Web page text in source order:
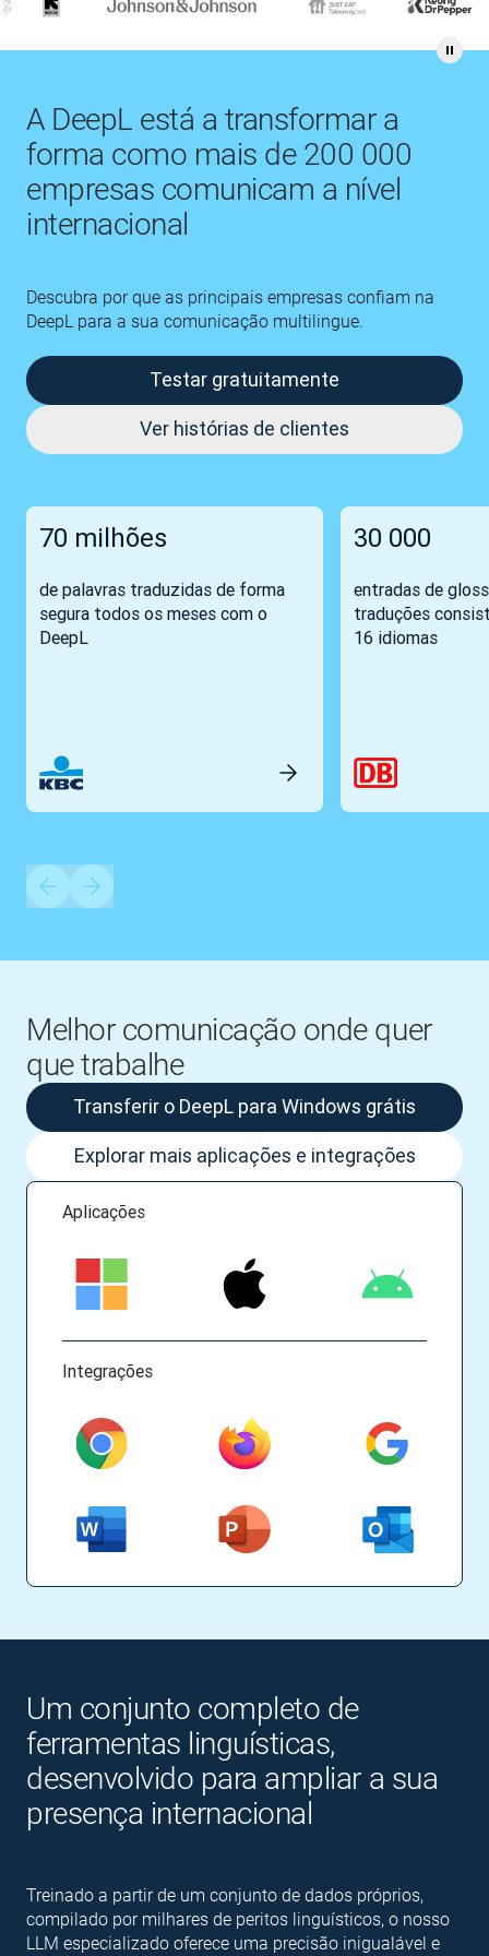
A DeepL está a transformar a
forma como mais de 200 000
empresas comunicam a nível
internacional
Descubra por que as principais empresas confiam na
DeepL para a sua comunicação multilingue.
Testar gratuitamente
Ver histórias de clientes
70 milhões
de palavras traduzidas de forma
segura todos os meses com o
DeepL
30 000
entradas de
traduções
16 idiomas
Um conjunto completo de
ferramentas linguísticas,
desenvolvido para ampliar a sua
presença internacional
Treinado a partir de um conjunto de dados próprios,
compilado por milhares de peritos linguísticos, o nosso
LLM especializado oferece uma precisão inigualável e
Melhor comunicação onde quer
que trabalhe
Aplicações
Integrações
Transferir o DeepL para Windows grátis
Explorar mais aplicações e integrações